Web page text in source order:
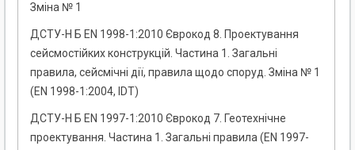
Зміна № 1
ДСТУ-Н Б EN 1998-1:2010 Єврокод 8. Проектування
сейсмостійких конструкцій. Частина 1. Загальні
правила, сейсмічні дії, правила щодо споруд. Зміна № 1
(EN 1998-1:2004, IDТ)
ДСТУ-Н Б EN 1997-1:2010 Єврокод 7. Геотехнічне
проектування. Частина 1. Загальні правила (EN 1997-